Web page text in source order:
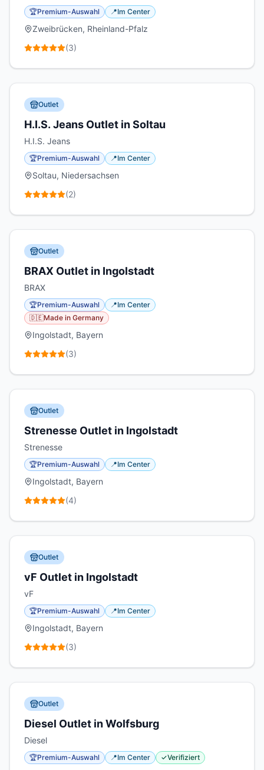
🏆Premium-Auswahl 📍Im Center
Zweibrücken, Rheinland-Pfalz
(3)
Outlet
H.I.S. Jeans Outlet in Soltau
H.I.S. Jeans
🏆Premium-Auswahl 📍Im Center
Soltau, Niedersachsen
(2)
Outlet
BRAX Outlet in Ingolstadt
BRAX
🏆Premium-Auswahl 📍Im Center
🇩🇪Made in Germany
Ingolstadt, Bayern
(3)
Outlet
Strenesse Outlet in Ingolstadt
Strenesse
🏆Premium-Auswahl 📍Im Center
Ingolstadt, Bayern
(4)
Outlet
vF Outlet in Ingolstadt
vF
🏆Premium-Auswahl 📍Im Center
Ingolstadt, Bayern
(3)
Outlet
Diesel Outlet in Wolfsburg
Diesel
🏆Premium-Auswahl 📍Im Center ✓Verifiziert